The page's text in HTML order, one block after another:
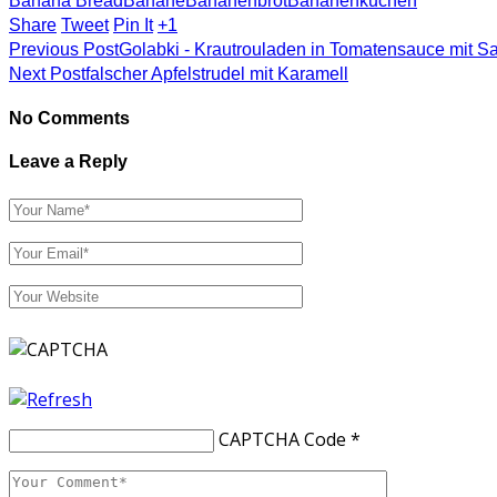
Share Tweet Pin It +1
Previous PostGolabki - Krautrouladen in Tomatensauce mit
Next Postfalscher Apfelstrudel mit Karamell
No Comments
Leave a Reply
CAPTCHA Code *